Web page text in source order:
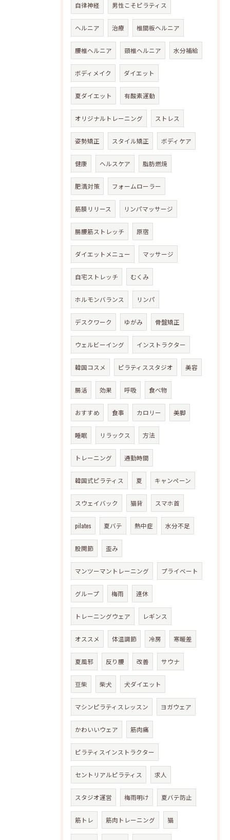
自律神経 男性こそピラティス
ヘルニア 治療 椎間板ヘルニア
腰椎ヘルニア 頸椎ヘルニア 水分補給
ボディメイク ダイエット
夏ダイエット 有酸素運動
オリジナルトレーニング ストレス
姿勢矯正 スタイル矯正 ボディケア
健康 ヘルスケア 脂肪燃焼
肥満対策 フォームローラー
筋膜リリース リンパマッサージ
腸腰筋ストレッチ 原宿
ダイエットメニュー マッサージ
自宅ストレッチ むくみ
ホルモンバランス リンパ
デスクワーク ゆがみ 骨盤矯正
ウェルビーイング インストラクター
韓国コスメ ピラティススタジオ 美容
腸活 効果 呼吸 食べ物
おすすめ 食事 カロリー 美脚
睡眠 リラックス 方法
トレーニング 通勤時間
韓国式ピラティス 夏 キャンペーン
スウェイバック 猫背 スマホ首
pilates 夏バテ 熱中症 水分不足
股関節 歪み
マンツーマントレーニング プライベート
グループ 梅雨 連休
トレーニングウェア レギンス
オススメ 体温調節 冷房 寒暖差
夏風邪 反り腰 改善 サウナ
豆柴 柴犬 犬ダイエット
マシンピラティスレッスン ヨガウェア
かわいいウェア 筋肉痛
ピラティスインストラクター
セントリアルピラティス 求人
スタジオ運営 梅雨明け 夏バテ防止
筋トレ 筋肉トレーニング 猫